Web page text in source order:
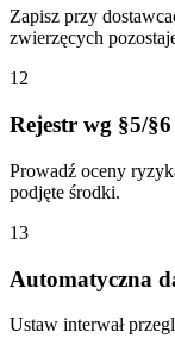
Zapisz przy
zwierzęcych
12
Rejestr wg §5/
Prowadź oceny
podjęte środki.
13
Automatyczna
Ustaw interwał